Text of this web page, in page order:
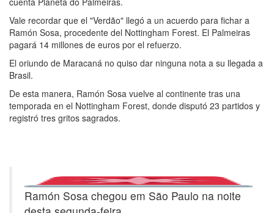
Vale recordar que el "Verdão" llegó a un acuerdo para fichar a
Ramón Sosa, procedente del Nottingham Forest. El Palmeiras
pagará 14 millones de euros por el refuerzo.
El oriundo de Maracaná no quiso dar ninguna nota a su llegada a
Brasil.
De esta manera, Ramón Sosa vuelve al continente tras una
temporada en el Nottingham Forest, donde disputó 23 partidos y
registró tres gritos sagrados.
Ramón Sosa chegou em São Paulo na noite